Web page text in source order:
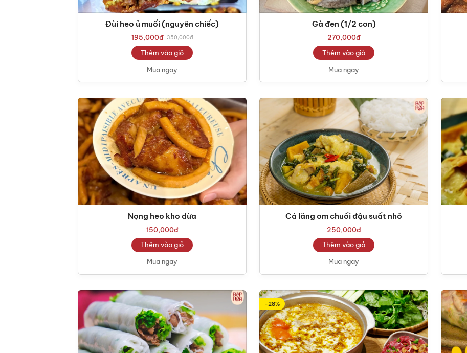
Đùi heo ủ muối (nguyên chiếc)
195,000đ 350,000đ
Mua ngay
Thêm vào giỏ
Gà đen (1/2 con)
270,000đ
Mua ngay
Thêm vào giỏ
Nọng heo kho dừa
150,000đ
Mua ngay
Thêm vào giỏ
Cá lăng om chuối đậu suất nhỏ
250,000đ
Mua ngay
Thêm vào giỏ
-28%